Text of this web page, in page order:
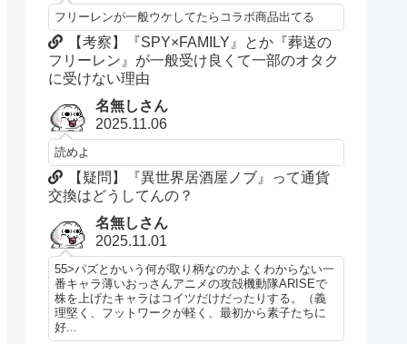
フリーレンが一般ウケしてたらコラボ商品出てる
【考察】『SPY×FAMILY』とか『葬送の
フリーレン』が一般受け良くて一部のオタク
に受けない理由
名無しさん
2025.11.06
読めよ
【疑問】『異世界居酒屋ノブ』って通貨
交換はどうしてんの？
名無しさん
2025.11.01
55>パズとかいう何が取り柄なのかよくわからない一
番キャラ薄いおっさんアニメの攻殻機動隊ARISEで
株を上げたキャラはコイツだけだったりする。（義
理堅く、フットワークが軽く、最初から素子たちに
好...